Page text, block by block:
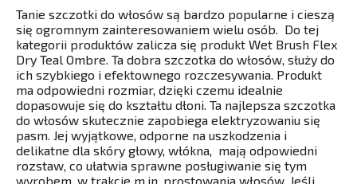
Tanie szczotki do włosów są bardzo popularne i cieszą
się ogromnym zainteresowaniem wielu osób. Do tej
kategorii produktów zalicza się produkt Wet Brush Flex
Dry Teal Ombre. Ta dobra szczotka do włosów, służy do
ich szybkiego i efektownego rozczesywania. Produkt
ma odpowiedni rozmiar, dzięki czemu idealnie
dopasowuje się do kształtu dłoni. Ta najlepsza szczotka
do włosów skutecznie zapobiega elektryzowaniu się
pasm. Jej wyjątkowe, odporne na uszkodzenia i
delikatne dla skóry głowy, włókna, mają odpowiedni
rozstaw, co ułatwia sprawne posługiwanie się tym
wyrobem, w trakcie m.in. prostowania włosów. Jeśli